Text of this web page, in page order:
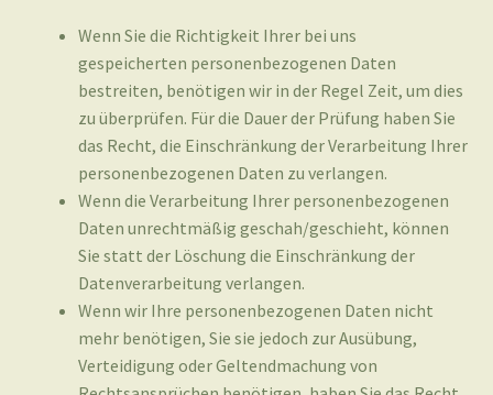
das Recht, die Einschränkung der Verarbeitung Ihrer
personenbezogenen Daten zu verlangen.
Wenn die Verarbeitung Ihrer personenbezogenen
Daten unrechtmäßig geschah/geschieht, können
Sie statt der Löschung die Einschränkung der
Datenverarbeitung verlangen.
Wenn wir Ihre personenbezogenen Daten nicht
mehr benötigen, Sie sie jedoch zur Ausübung,
Verteidigung oder Geltendmachung von
Rechtsansprüchen benötigen, haben Sie das Recht,
statt der Löschung die Einschränkung der
Verarbeitung Ihrer personenbezogenen Daten zu
verlangen.
Wenn Sie einen Widerspruch nach Art. 21 Abs. 1